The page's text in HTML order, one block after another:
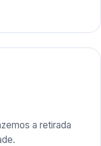
a retirada